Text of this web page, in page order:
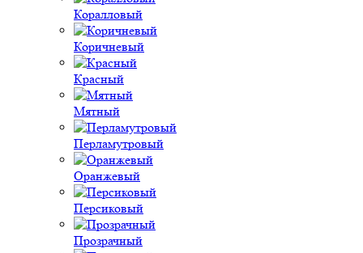
Коралловый
Коричневый
Красный
Мятный
Перламутровый
Оранжевый
Персиковый
Прозрачный